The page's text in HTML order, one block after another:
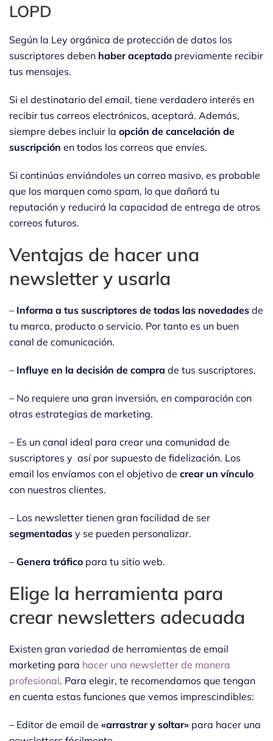
LOPD
Según la Ley orgánica de protección de datos los
suscriptores deben haber aceptado previamente recibir
tus mensajes.
Si el destinatario del email, tiene verdadero interés en
recibir tus correos electrónicos, aceptará. Además,
siempre debes incluir la opción de cancelación de
suscripción en todos los correos que envíes.
Si continúas enviándoles un correo masivo, es probable
que los marquen como spam, lo que dañará tu
reputación y reducirá la capacidad de entrega de otros
correos futuros.
Ventajas de hacer una
newsletter y usarla
– Informa a tus suscriptores de todas las novedades de
tu marca, producto o servicio. Por tanto es un buen
canal de comunicación.
– Influye en la decisión de compra de tus suscriptores.
– No requiere una gran inversión, en comparación con
otras estrategias de marketing.
– Es un canal ideal para crear una comunidad de
suscriptores y así por supuesto de fidelización. Los
email los envíamos con el objetivo de crear un vínculo
con nuestros clientes.
– Los newsletter tienen gran facilidad de ser
segmentadas y se pueden personalizar.
– Genera tráfico para tu sitio web.
Elige la herramienta para
crear newsletters adecuada
Existen gran variedad de herramientas de email
marketing para hacer una newsletter de manera
profesional. Para elegir, te recomendamos que tengan
en cuenta estas funciones que vemos imprescindibles:
– Editor de email de «arrastrar y soltar» para hacer una